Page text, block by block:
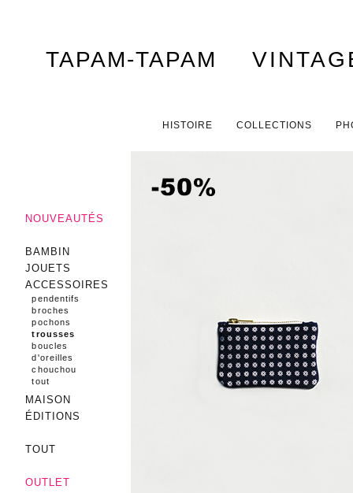
TAPAM-TAPAM
ALLER AU CONTENU PRINCIPAL
ALLER AU CONTENU SECONDAIRE
HISTOIRE COLLECTIONS
NOUVEAUTÉS
BAMBIN
JOUETS
ACCESSOIRES
pendentifs
broches
pochons
trousses
boucles
d'oreilles
chouchou
tout
MAISON
ÉDITIONS
TOUT
OUTLET